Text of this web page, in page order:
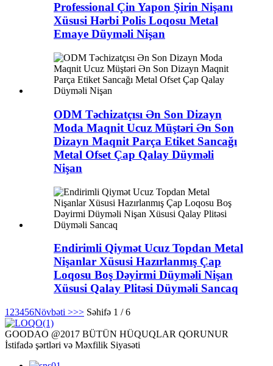
Professional Çin Yapon Şirin Nişanı
Xüsusi Hərbi Polis Loqosu Metal
Emaye Düyməli Nişan
ODM Təchizatçısı Ən Son Dizayn
Moda Maqnit Ucuz Müştəri Ən Son
Dizayn Maqnit Parça Etiket Sancağı
Metal Ofset Çap Qalay Düyməli
Nişan
Endirimli Qiymət Ucuz Topdan Metal
Nişanlar Xüsusi Hazırlanmış Çap
Loqosu Boş Dəyirmi Düyməli Nişan
Xüsusi Qalay Plitəsi Düyməli Sancaq
1 23456Növbəti >>> Səhifə 1 / 6
GOODAO @2017 BÜTÜN HÜQUQLAR QORUNUR
İstifadə şərtləri və Məxfilik Siyasəti